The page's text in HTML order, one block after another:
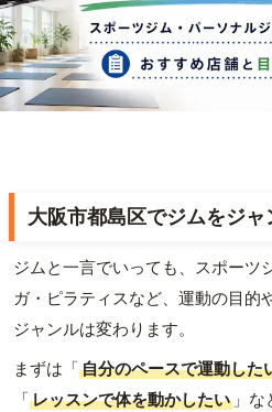
大阪市都島区でジムをジ
ジムと一言でいっても、スポーツ
ガ・ピラティスなど、運動の目的
ジャンルは変わります。
まずは「自分のペースで運動した
「レッスンで体を動かしたい 」